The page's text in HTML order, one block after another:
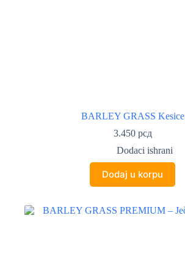
BARLEY GRASS Kesice
3.450 рсд
Dodaci ishrani
Dodaj u korpu